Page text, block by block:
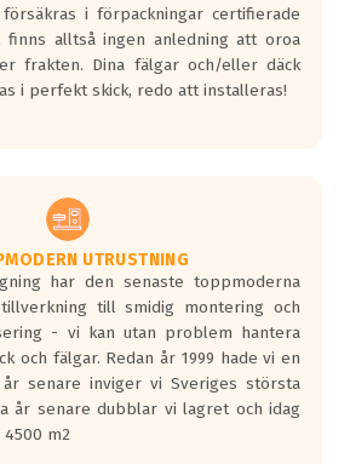
i förpackningar certifierade
finns alltså ingen anledning att oroa
frakten. Dina fälgar och/eller däck
i perfekt skick, redo att installeras!
UTRUSTNING
har den senaste toppmoderna
till smidig montering och
- vi kan utan problem hantera
och fälgar. Redan år 1999 hade vi en
senare inviger vi Sveriges största
år senare dubblar vi lagret och idag
m2